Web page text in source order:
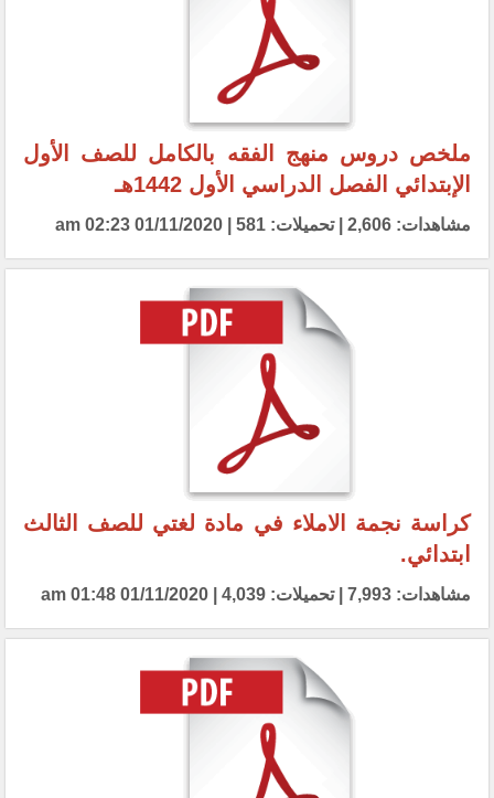
ملخص دروس منهج الفقه بالكامل للصف الأول
الإبتدائي الفصل الدراسي الأول 1442هـ
مشاهدات: 2,606 | تحميلات: 581 | 01/11/2020 02:23 am
كراسة نجمة الاملاء في مادة لغتي للصف الثالث
ابتدائي.
مشاهدات: 7,993 | تحميلات: 4,039 | 01/11/2020 01:48 am